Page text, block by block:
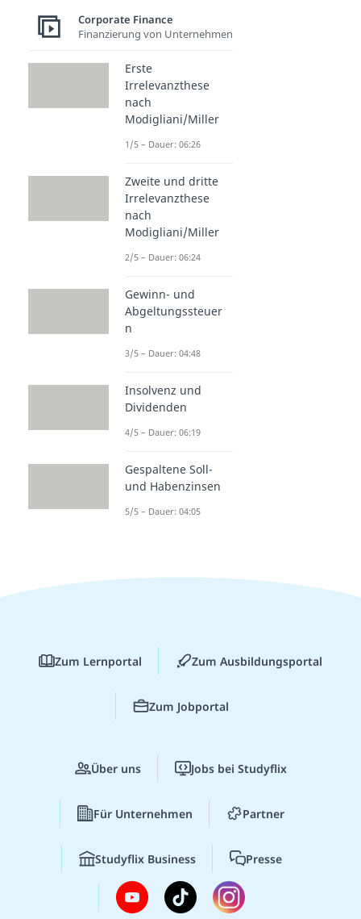
Corporate Finance
Finanzierung von Unternehmen
Erste
Irrelevanzthese
nach
Modigliani/Miller
1/5 – Dauer: 06:26
Zweite und dritte
Irrelevanzthese
nach
Modigliani/Miller
2/5 – Dauer: 06:24
Gewinn- und
Abgeltungssteuer
n
3/5 – Dauer: 04:48
Insolvenz und
Dividenden
4/5 – Dauer: 06:19
Gespaltene Soll-
und Habenzinsen
5/5 – Dauer: 04:05
Zum Lernportal Zum Ausbildungsportal
Zum Jobportal
Über uns Jobs bei Studyflix
Für Unternehmen Partner
Studyflix Business Presse